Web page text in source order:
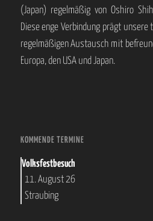
(Japan) regelmäßig von Oshiro
Diese enge Verbindung prägt
regelmäßigen Austausch mit
Europa, den USA und Japan.
KOMMENDE TERMINE
Volksfestbesuch
11. August 26
Straubing